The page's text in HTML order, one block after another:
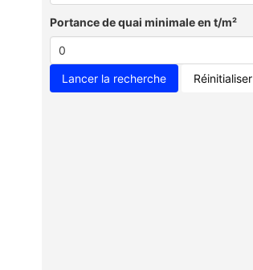
Portance de quai minimale en t/m²
Réinitialiser